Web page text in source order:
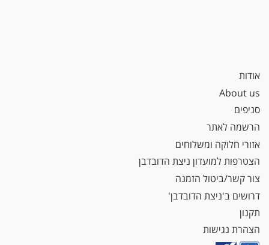
אודות
About us
סניפים
הרשמה לאתר
אזורי חלוקה ומשלוחים
הצטרפות למועדון ניצת הדובדבן
צור קשר/ביטול הזמנה
דרושים ב'ניצת הדובדבן'
תקנון
הצהרת נגישות